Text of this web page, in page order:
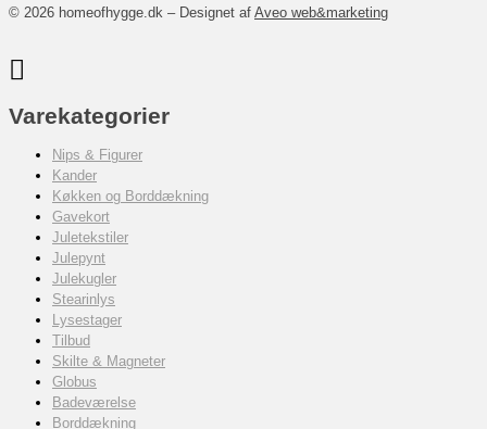
© 2026 homeofhygge.dk – Designet af Aveo web&marketing
Varekategorier
Nips & Figurer
Kander
Køkken og Borddækning
Gavekort
Juletekstiler
Julepynt
Julekugler
Stearinlys
Lysestager
Tilbud
Skilte & Magneter
Globus
Badeværelse
Borddækning